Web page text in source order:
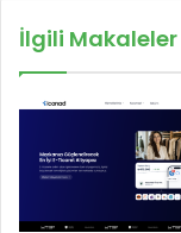
İlgili Makaleler